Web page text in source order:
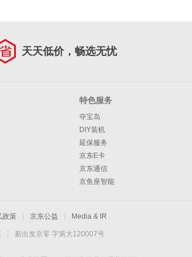
天天低价，畅选无忧
特色服务
夺宝岛
DIY装机
延保服务
京东E卡
京东通信
京鱼座智能
政策 京东公益 Media & IR
新出发京零 字第大120007号